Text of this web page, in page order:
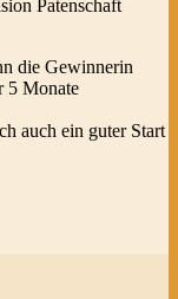
Patenschaft
die Gewinnerin
5 Monate
auch ein guter Start